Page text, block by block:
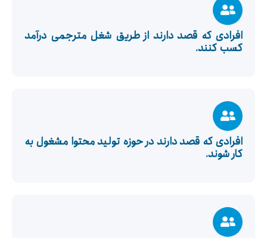
افرادی که قصد دارند از طریق شغل مترجمی درآمد
کسب کنند.
افرادی که قصد دارند در حوزه تولید محتوا مشغول به
کار شوند.